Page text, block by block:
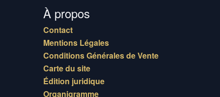
À propos
Contact
Mentions Légales
Conditions Générales de Vente
Carte du site
Édition juridique
Organigramme